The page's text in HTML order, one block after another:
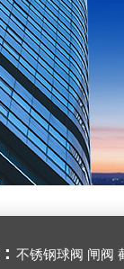
不锈钢球阀 闸阀